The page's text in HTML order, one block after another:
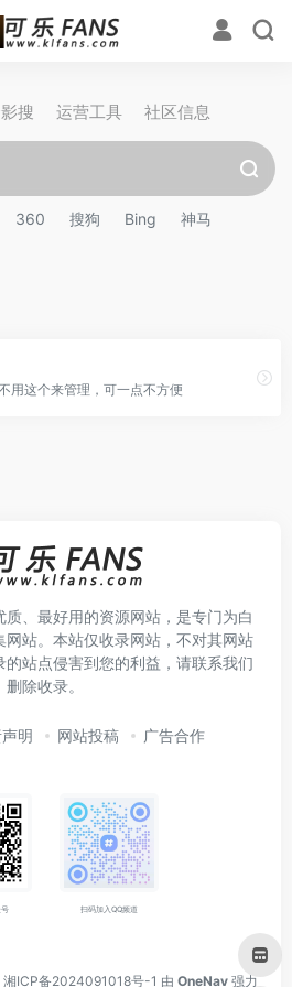
搜 运营工具 社区信息
360 搜狗 Bing 神马
用这个来管理，可一点不方便
、最好用的资源网站，是专门为白
站。本站仅收录网站，不对其网站
站点侵害到您的利益，请联系我们
删除收录。
明 网站投稿 广告合作
号 扫码加入QQ频道
湘ICP备2024091018号-1 由 OneNav 强力